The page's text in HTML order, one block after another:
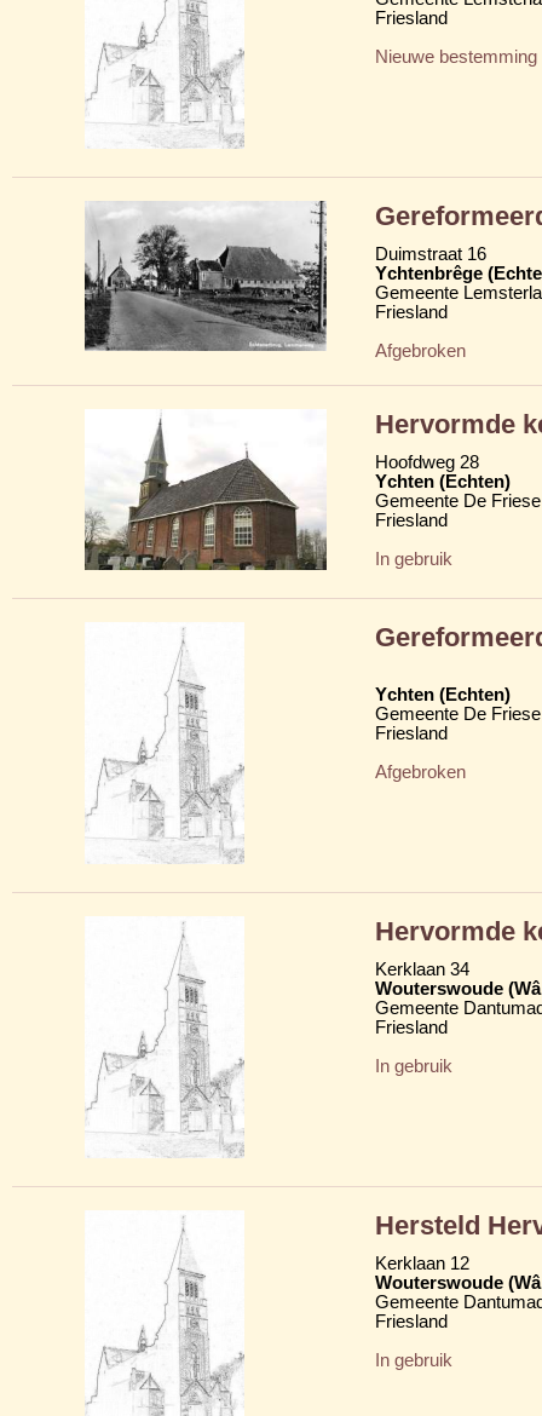
Friesland
Nieuwe bestemming
Duimstraat 16
Ychtenbrêge
Gemeente
Friesland
Afgebroken
Hervormde
Hoofdweg 28
Ychten (Echten)
Gemeente De
Friesland
In gebruik
Ychten (Echten)
Gemeente De
Friesland
Afgebroken
Hervormde
Kerklaan 34
Wouterswoude
Gemeente
Friesland
In gebruik
Hersteld
Kerklaan 12
Wouterswoude
Gemeente
Friesland
In gebruik